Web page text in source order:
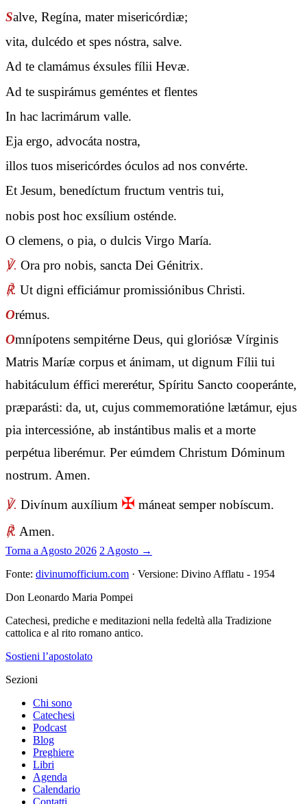
Salve, Regína, mater misericórdiæ;
vita, dulcédo et spes nóstra, salve.
Ad te clamámus éxsules fílii Hevæ.
Ad te suspirámus geméntes et flentes
In hac lacrimárum valle.
Eja ergo, advocáta nostra,
illos tuos misericórdes óculos ad nos convérte.
Et Jesum, benedíctum fructum ventris tui,
nobis post hoc exsílium osténde.
O clemens, o pia, o dulcis Virgo María.
℣. Ora pro nobis, sancta Dei Génitrix.
℟. Ut digni efficiámur promissiónibus Christi.
Orémus.
Omnípotens sempitérne Deus, qui gloriósæ Vírginis
Matris Maríæ corpus et ánimam, ut dignum Fílii tui
habitáculum éffici mererétur, Spíritu Sancto cooperánte,
præparásti: da, ut, cujus commemoratióne lætámur, ejus
pia intercessióne, ab instántibus malis et a morte
perpétua liberémur. Per eúmdem Christum Dóminum
nostrum. Amen.
℣. Divínum auxílium ✠ máneat semper nobíscum.
℟. Amen.
Torna a Agosto 2026 2 Agosto →
Fonte: divinumofficium.com · Versione: Divino Afflatu - 1954
Don Leonardo Maria Pompei
Catechesi, prediche e meditazioni nella fedeltà alla Tradizione
cattolica e al rito romano antico.
Sostieni l’apostolato
Sezioni
Chi sono
Catechesi
Podcast
Blog
Preghiere
Libri
Agenda
Calendario
Contatti